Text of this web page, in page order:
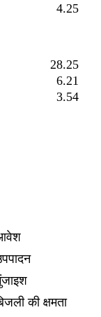
4.25
28.25
6.21
3.54
की क्षमता